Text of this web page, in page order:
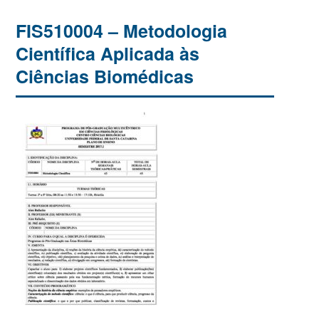
FIS510004 – Metodologia
Científica Aplicada às
Ciências Biomédicas